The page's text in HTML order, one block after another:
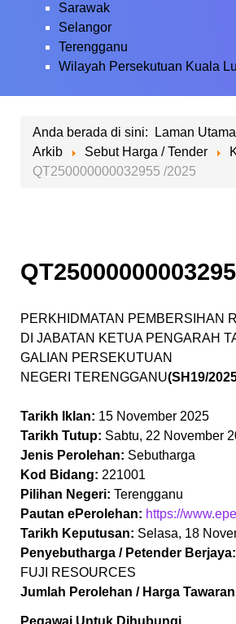
Sarawak
Selangor
Terengganu
Wilayah Persekutuan Kuala
Anda berada di sini: Laman Utama
Arkib
Sebut Harga / Tender
QT250000000032955 /2025
PERKHIDMATAN PEMBERSIHAN
DI JABATAN KETUA PENGARAH
GALIAN PERSEKUTUAN
NEGERI TERENGGANU(SH19/
Tarikh Iklan: 15 November 2025
Tarikh Tutup: Sabtu, 22 November
Jenis Perolehan: Sebutharga
Kod Bidang: 221001
Pilihan Negeri: Terengganu
Pautan ePerolehan: https://
Tarikh Keputusan: Selasa, 18
Penyebutharga / Petender Berjaya:
FUJI RESOURCES
Jumlah Perolehan / Harga
Pegawai Untuk Dihubungi